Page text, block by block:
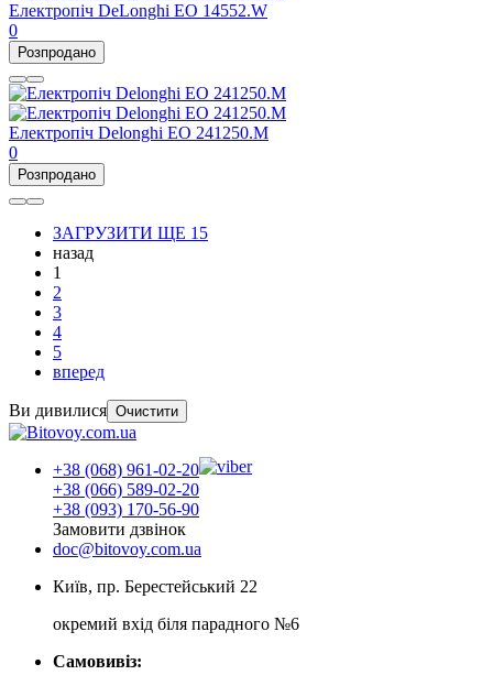
Електропіч DeLonghi EO 14552.W
0
Розпродано
Електропіч Delonghi EO 241250.M
0
Розпродано
ЗАГРУЗИТИ ЩЕ 15
назад
1
2
3
4
5
вперед
Ви дивилися Очистити
+38 (068) 961-02-20
+38 (066) 589-02-20
+38 (093) 170-56-90
Замовити дзвінок
doc@bitovoy.com.ua
Київ, пр. Берестейський 22
окремий вхід біля парадного №6
Самовивіз: